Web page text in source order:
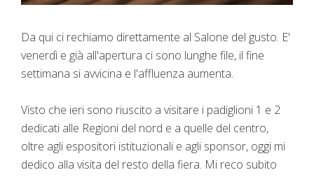
Da qui ci rechiamo direttamente al Salone del gusto. E'
venerdì e già all'apertura ci sono lunghe file, il fine
settimana si avvicina e l'affluenza aumenta.
Visto che ieri sono riuscito a visitare i padiglioni 1 e 2
dedicati alle Regioni del nord e a quelle del centro,
oltre agli espositori istituzionali e agli sponsor, oggi mi
dedico alla visita del resto della fiera. Mi reco subito